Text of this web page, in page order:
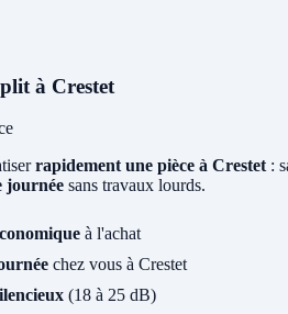
à Crestet
rapidement une pièce à Crestet :
journée sans travaux lourds.
à l'achat
chez vous à Crestet
(18 à 25 dB)